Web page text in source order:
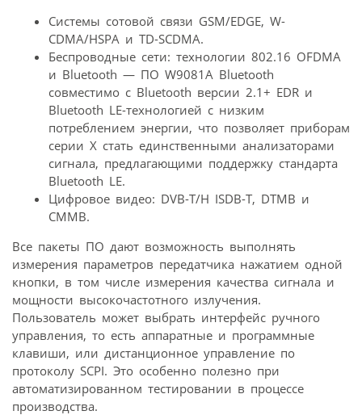
Системы сотовой связи GSM/EDGE, W-
CDMA/HSPA и TD-SCDMA.
Беспроводные сети: технологии 802.16 OFDMA
и Bluetooth — ПО W9081A Bluetooth
совместимо с Bluetooth версии 2.1+ EDR и
Bluetooth LE-технологией с низким
потреблением энергии, что позволяет приборам
серии Х стать единственными анализаторами
сигнала, предлагающими поддержку стандарта
Bluetooth LE.
Цифровое видео: DVB-T/H ISDB-T, DTMB и
CMMB.
Все пакеты ПО дают возможность выполнять
измерения параметров передатчика нажатием одной
кнопки, в том числе измерения качества сигнала и
мощности высокочастотного излучения.
Пользователь может выбрать интерфейс ручного
управления, то есть аппаратные и программные
клавиши, или дистанционное управление по
протоколу SCPI. Это особенно полезно при
автоматизированном тестировании в процессе
производства.